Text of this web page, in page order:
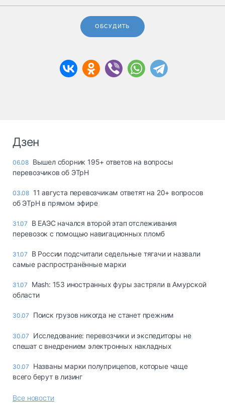
ОБСУДИТЬ
Дзен
06.08 Вышел сборник 195+ ответов на вопросы
перевозчиков об ЭТрН
03.08 11 августа перевозчикам ответят на 20+ вопросов
об ЭТрН в прямом эфире
31.07
В ЕАЭС начался второй этап отслеживания
перевозок с помощью навигационных пломб
31.07
В России подсчитали седельные тягачи и назвали
самые распространённые марки
31.07
Mash: 153 иностранных фуры застряли в Амурской
области
30.07 Поиск грузов никогда не станет прежним
30.07
Исследование: перевозчики и экспедиторы не
спешат с внедрением электронных накладных
30.07
Названы марки полуприцепов, которые чаще
всего берут в лизинг
Все новости